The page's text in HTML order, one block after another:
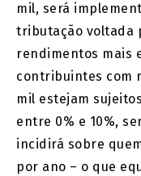
mil, será
tributação voltada
rendimentos mais
contribuintes com
mil estejam
entre 0% e 10%,
incidirá sobre
por ano – o que